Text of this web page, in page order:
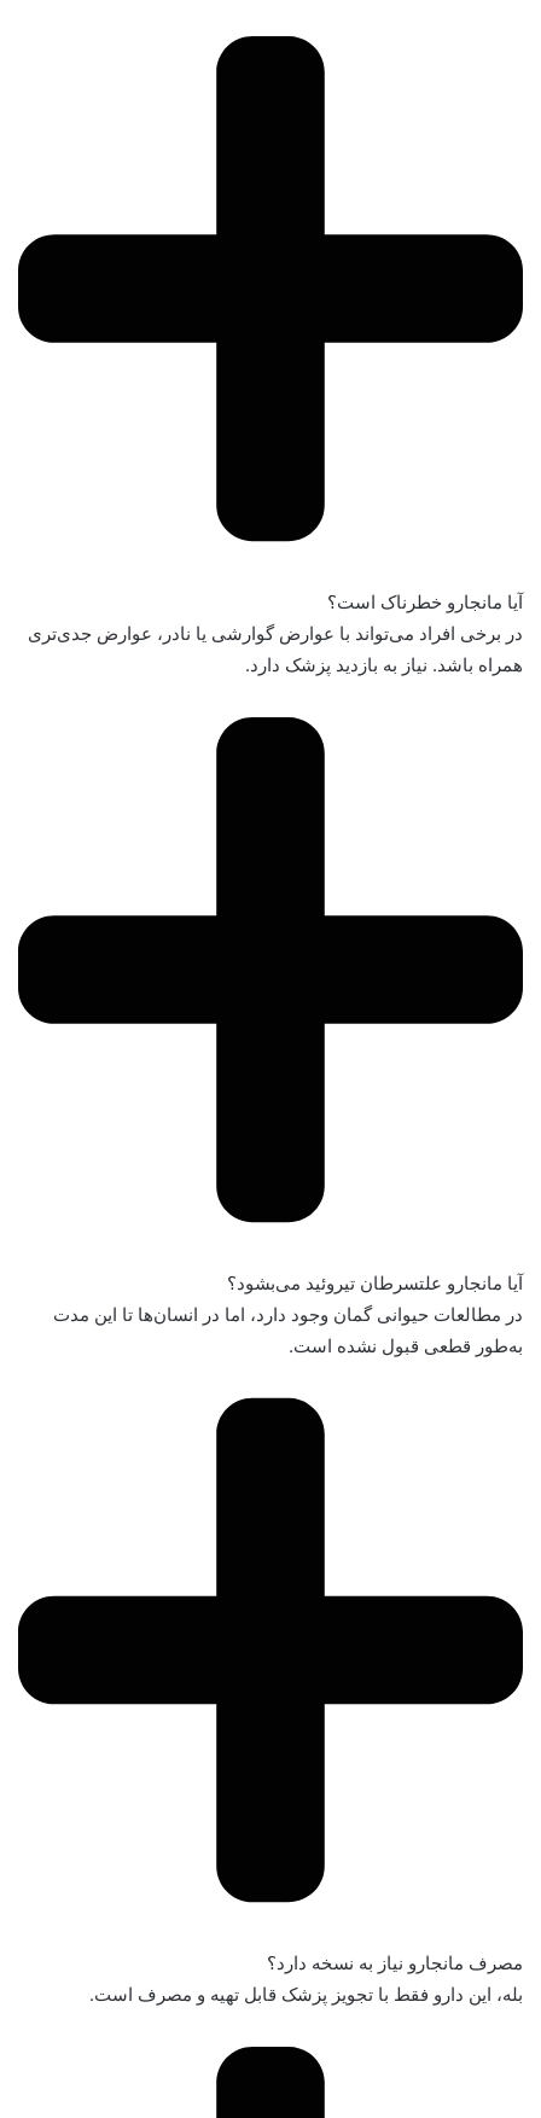
آیا مانجارو خطرناک است؟
در برخی افراد می‌تواند با عوارض گوارشی یا نادر، عوارض جدی‌تری
همراه باشد. نیاز به بازدید پزشک دارد.
آیا مانجارو علتسرطان تیروئید می‌بشود؟
در مطالعات حیوانی گمان وجود دارد، اما در انسان‌ها تا این مدت
به‌طور قطعی قبول نشده است.
مصرف مانجارو نیاز به نسخه دارد؟
بله، این دارو فقط با تجویز پزشک قابل تهیه و مصرف است.